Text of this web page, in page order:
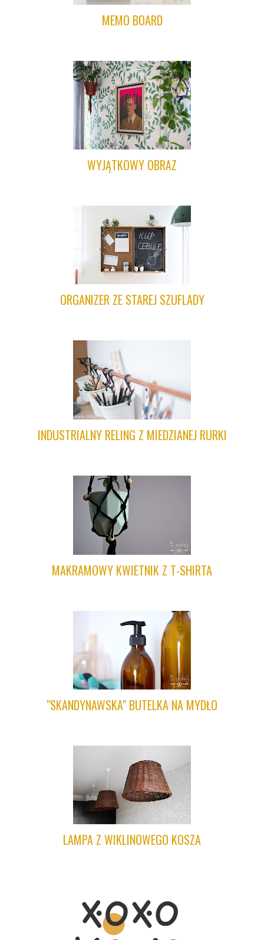
MEMO BOARD
WYJĄTKOWY OBRAZ
ORGANIZER ZE STAREJ SZUFLADY
INDUSTRIALNY RELING Z MIEDZIANEJ RURKI
MAKRAMOWY KWIETNIK Z T-SHIRTA
"SKANDYNAWSKA" BUTELKA NA MYDŁO
LAMPA Z WIKLINOWEGO KOSZA